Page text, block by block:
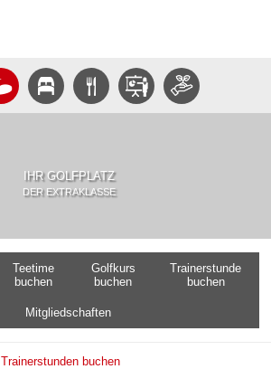
IHR GOLFPLATZ
DER EXTRAKLASSE
Teetime
buchen
Golfkurs
buchen
Trainerstunde
buchen
Mitgliedschaften
Trainerstunden buchen